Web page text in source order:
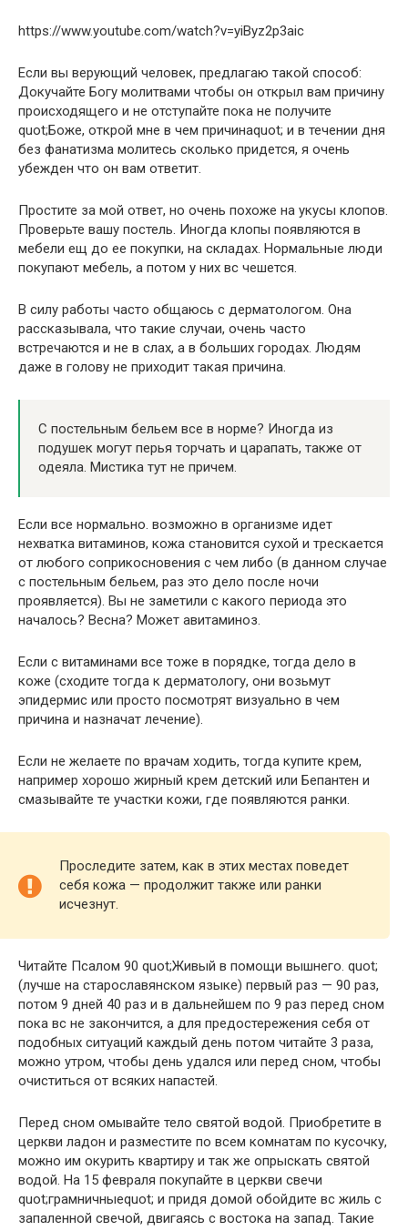
https://www.youtube.com/watch?v=yiByz2p3aic
Если вы верующий человек, предлагаю такой способ:
Докучайте Богу молитвами чтобы он открыл вам причину
происходящего и не отступайте пока не получите
quot;Боже, открой мне в чем причинаquot; и в течении дня
без фанатизма молитесь сколько придется, я очень
убежден что он вам ответит.
Простите за мой ответ, но очень похоже на укусы клопов.
Проверьте вашу постель. Иногда клопы появляются в
мебели ещ до ее покупки, на складах. Нормальные люди
покупают мебель, а потом у них вс чешется.
В силу работы часто общаюсь с дерматологом. Она
рассказывала, что такие случаи, очень часто
встречаются и не в слах, а в больших городах. Людям
даже в голову не приходит такая причина.
C постельным бельем все в норме? Иногда из
подушек могут перья торчать и царапать, также от
одеяла. Мистика тут не причем.
Если все нормально. возможно в организме идет
нехватка витаминов, кожа становится сухой и трескается
от любого соприкосновения с чем либо (в данном случае
с постельным бельем, раз это дело после ночи
проявляется). Вы не заметили с какого периода это
началось? Весна? Может авитаминоз.
Если с витаминами все тоже в порядке, тогда дело в
коже (сходите тогда к дерматологу, они возьмут
эпидермис или просто посмотрят визуально в чем
причина и назначат лечение).
Если не желаете по врачам ходить, тогда купите крем,
например хорошо жирный крем детский или Бепантен и
смазывайте те участки кожи, где появляются ранки.
Проследите затем, как в этих местах поведет
себя кожа — продолжит также или ранки
исчезнут.
Читайте Псалом 90 quot;Живый в помощи вышнего. quot;
(лучше на старославянском языке) первый раз — 90 раз,
потом 9 дней 40 раз и в дальнейшем по 9 раз перед сном
пока вс не закончится, а для предостережения себя от
подобных ситуаций каждый день потом читайте 3 раза,
можно утром, чтобы день удался или перед сном, чтобы
очиститься от всяких напастей.
Перед сном омывайте тело святой водой. Приобретите в
церкви ладон и разместите по всем комнатам по кусочку,
можно им окурить квартиру и так же опрыскать святой
водой. На 15 февраля покупайте в церкви свечи
quot;грамничныеquot; и придя домой обойдите вс жиль с
запаленной свечой, двигаясь с востока на запад. Такие